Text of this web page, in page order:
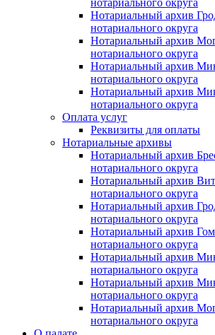
нотариального округа
Нотариальный архив
нотариального округа
Нотариальный архив
нотариального округа
Нотариальный архив
нотариального округа
Нотариальный архив
нотариального округа
Оплата услуг
Реквизиты для оплаты
Нотариальные архивы
Нотариальный архив
нотариального округа
Нотариальный архив
нотариального округа
Нотариальный архив
нотариального округа
Нотариальный архив
нотариального округа
Нотариальный архив
нотариального округа
Нотариальный архив
нотариального округа
Нотариальный архив
нотариального округа